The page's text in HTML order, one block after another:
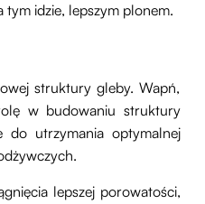
idzie, lepszym plonem.
struktury gleby. Wapń,
w budowaniu struktury
do utrzymania optymalnej
lepszej porowatości,